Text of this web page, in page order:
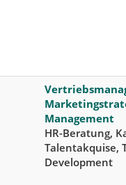
Management
HR-Beratung,
Talentakquise,
Development